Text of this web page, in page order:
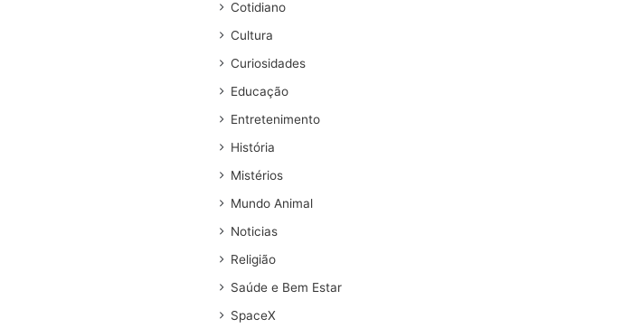
Cotidiano
Cultura
Curiosidades
Educação
Entretenimento
História
Mistérios
Mundo Animal
Noticias
Religião
Saúde e Bem Estar
SpaceX